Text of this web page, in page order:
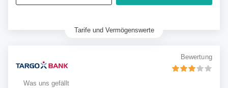
Tarife und Vermögenswerte
Bewertung
Was uns gefällt